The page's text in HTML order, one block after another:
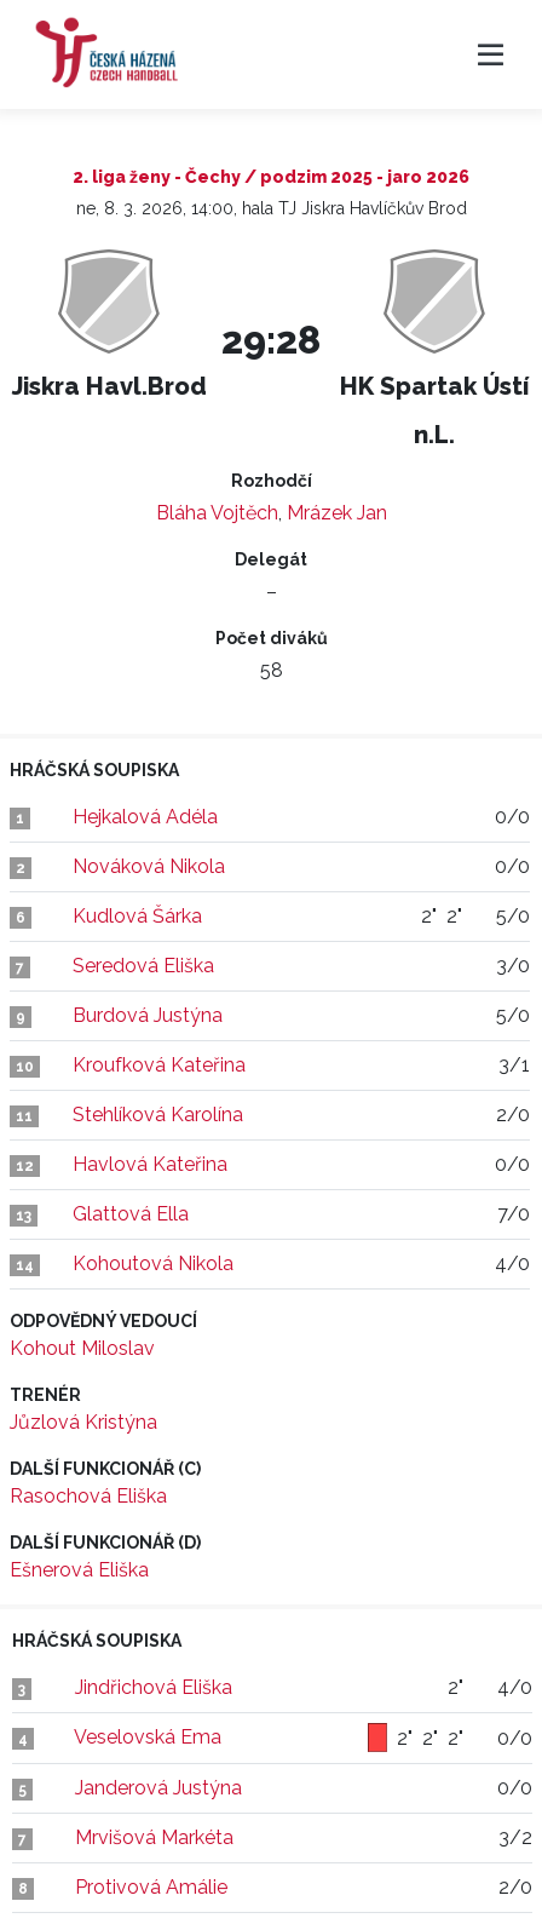
2. liga ženy - Čechy / podzim 2025 - jaro 2026
ne, 8. 3. 2026, 14:00, hala TJ Jiskra Havlíčkův Brod
Jiskra Havl.Brod
29:28
HK Spartak Ústí
n.L.
Rozhodčí
Bláha Vojtěch, Mrázek Jan
Delegát
–
Počet diváků
58
HRÁČSKÁ SOUPISKA
1 Hejkalová Adéla 0/0
2 Nováková Nikola 0/0
6 Kudlová Šárka 2" 2" 5/0
7 Seredová Eliška 3/0
9 Burdová Justýna 5/0
10 Kroufková Kateřina 3/1
11 Stehlíková Karolína 2/0
12 Havlová Kateřina 0/0
13 Glattová Ella 7/0
14 Kohoutová Nikola 4/0
ODPOVĚDNÝ VEDOUCÍ
Kohout Miloslav
TRENÉR
Jůzlová Kristýna
DALŠÍ FUNKCIONÁŘ (C)
Rasochová Eliška
DALŠÍ FUNKCIONÁŘ (D)
Ešnerová Eliška
HRÁČSKÁ SOUPISKA
3 Jindřichová Eliška 2" 4/0
4 Veselovská Ema 2" 2" 2" 0/0
5 Janderová Justýna 0/0
7 Mrvišová Markéta 3/2
8 Protivová Amálie 2/0